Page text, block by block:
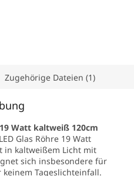
Zugehörige Dateien (1)
Watt kaltweiß 120cm
Glas Röhre 19 Watt
in kaltweißem Licht mit
sich insbesondere für
Tageslichteinfall.